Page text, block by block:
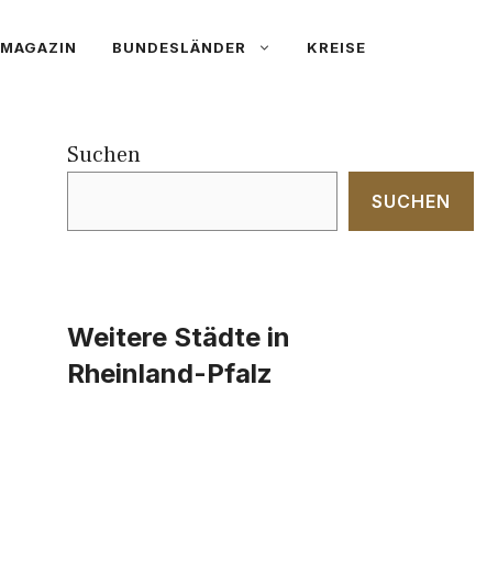
MAGAZIN BUNDESLÄNDER KREISE
Suchen
SUCHEN
Weitere Städte in
Rheinland-Pfalz